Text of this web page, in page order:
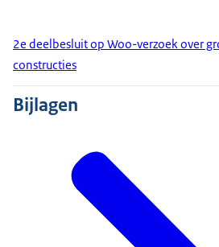
2e deelbesluit op Woo-verzoek over
constructies
Bijlagen